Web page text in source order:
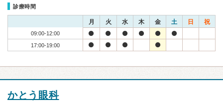
診療時間
月 火 水 木 金 土 日 祝
09:00-12:00
17:00-19:00
かとう眼科